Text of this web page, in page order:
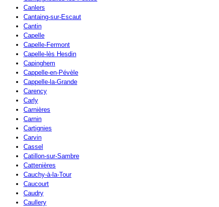
Canlers
Cantaing-sur-Escaut
Cantin
Capelle
Capelle-Fermont
Capelle-lès Hesdin
Capinghem
Cappelle-en-Pévèle
Cappelle-la-Grande
Carency
Carly
Carnières
Carnin
Cartignies
Carvin
Cassel
Catillon-sur-Sambre
Cattenières
Cauchy-à-la-Tour
Caucourt
Caudry
Caullery